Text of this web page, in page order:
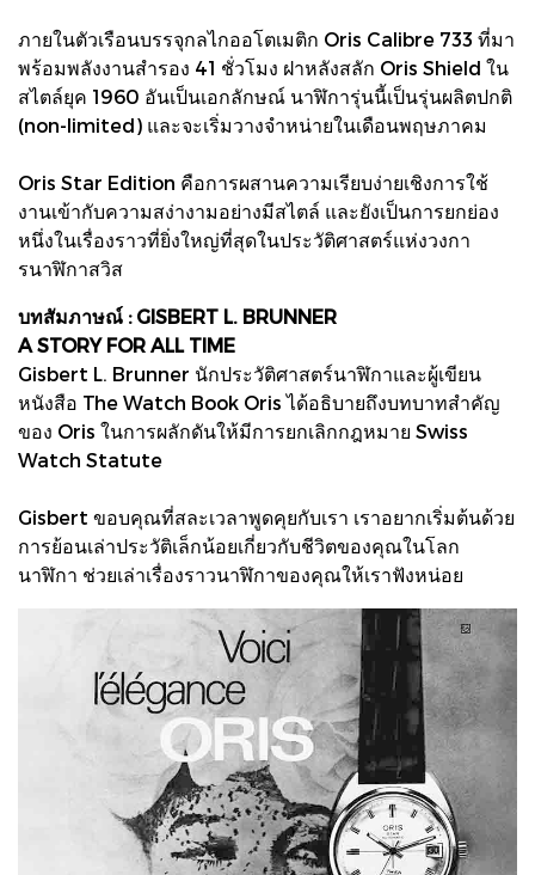
ภายในตัวเรือนบรรจุกลไกออโตเมติก Oris Calibre 733 ที่มา
พร้อมพลังงานสำรอง 41 ชั่วโมง ฝาหลังสลัก Oris Shield ใน
สไตล์ยุค 1960 อันเป็นเอกลักษณ์ นาฬิการุ่นนี้เป็นรุ่นผลิตปกติ
(non-limited) และจะเริ่มวางจำหน่ายในเดือนพฤษภาคม
Oris Star Edition คือการผสานความเรียบง่ายเชิงการใช้
งานเข้ากับความสง่างามอย่างมีสไตล์ และยังเป็นการยกย่อง
หนึ่งในเรื่องราวที่ยิ่งใหญ่ที่สุดในประวัติศาสตร์แห่งวงกา
รนาฬิกาสวิส
บทสัมภาษณ์ : GISBERT L. BRUNNER
A STORY FOR ALL TIME
Gisbert L. Brunner นักประวัติศาสตร์นาฬิกาและผู้เขียน
หนังสือ The Watch Book Oris ได้อธิบายถึงบทบาทสำคัญ
ของ Oris ในการผลักดันให้มีการยกเลิกกฎหมาย Swiss
Watch Statute
Gisbert ขอบคุณที่สละเวลาพูดคุยกับเรา เราอยากเริ่มต้นด้วย
การย้อนเล่าประวัติเล็กน้อยเกี่ยวกับชีวิตของคุณในโลก
นาฬิกา ช่วยเล่าเรื่องราวนาฬิกาของคุณให้เราฟังหน่อย